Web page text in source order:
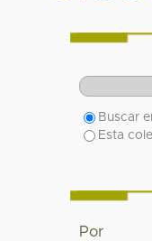
Buscar
Esta
Por